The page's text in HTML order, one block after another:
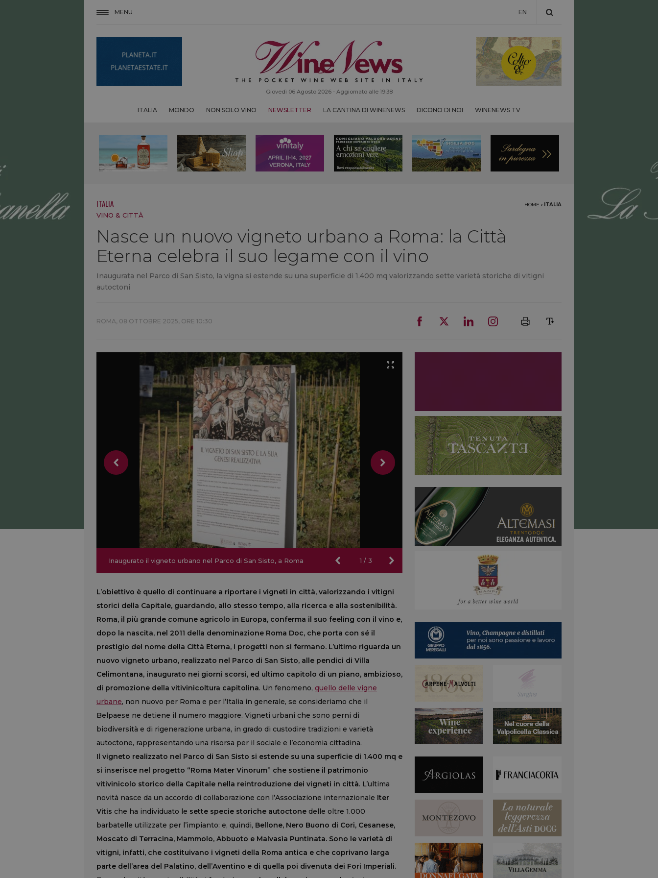
MENU EN
Giovedì 06 Agosto 2026 - Aggiornato alle 19:38
ITALIA MONDO NON SOLO VINO NEWSLETTER LA CANTINA DI WINENEWS DICONO DI NOI WINENEWS TV
ITALIA HOME › ITALIA
VINO & CITTÀ
Nasce un nuovo vigneto urbano a Roma: la Città
Eterna celebra il suo legame con il vino
Inaugurata nel Parco di San Sisto, la vigna si estende su una superficie di 1.400 mq valorizzando sette varietà storiche di vitigni
autoctoni
ROMA, 08 OTTOBRE 2025, ORE 10:30
1 / 3
Inaugurato il vigneto urbano nel Parco di San Sisto, a Roma
Inaugurato il vigneto urbano nel Parco di San Sisto, a Roma
L’obiettivo è quello di continuare a riportare i vigneti in città, valorizzando i vitigni
storici della Capitale, guardando, allo stesso tempo, alla ricerca e alla sostenibilità.
Roma, il più grande comune agricolo in Europa, conferma il suo feeling con il vino e,
dopo la nascita, nel 2011 della denominazione Roma Doc, che porta con sé il
prestigio del nome della Città Eterna, i progetti non si fermano. L’ultimo riguarda un
nuovo vigneto urbano, realizzato nel Parco di San Sisto, alle pendici di Villa
Celimontana, inaugurato nei giorni scorsi, ed ultimo capitolo di un piano, ambizioso,
di promozione della vitivinicoltura capitolina. Un fenomeno, quello delle vigne
urbane, non nuovo per Roma e per l’Italia in generale, se consideriamo che il
Belpaese ne detiene il numero maggiore. Vigneti urbani che sono perni di
biodiversità e di rigenerazione urbana, in grado di custodire tradizioni e varietà
autoctone, rappresentando una risorsa per il sociale e l’economia cittadina.
Il vigneto realizzato nel Parco di San Sisto si estende su una superficie di 1.400 mq e
si inserisce nel progetto “Roma Mater Vinorum” che sostiene il patrimonio
vitivinicolo storico della Capitale nella reintroduzione dei vigneti in città. L’ultima
novità nasce da un accordo di collaborazione con l’Associazione internazionale Iter
Vitis che ha individuato le sette specie storiche autoctone delle oltre 1.000
barbatelle utilizzate per l’impianto: e, quindi, Bellone, Nero Buono di Cori, Cesanese,
Moscato di Terracina, Mammolo, Abbuoto e Malvasìa Puntinata. Sono le varietà di
vitigni, infatti, che costituivano i vigneti della Roma antica e che coprivano larga
parte dell’area del Palatino, dell’Aventino e di quella poi divenuta dei Fori Imperiali.